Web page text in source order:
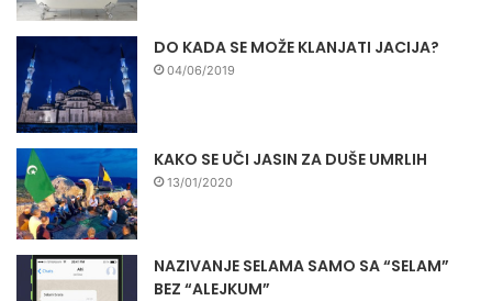
DO KADA SE MOŽE KLANJATI JACIJA?
04/06/2019
KAKO SE UČI JASIN ZA DUŠE UMRLIH
13/01/2020
NAZIVANJE SELAMA SAMO SA “SELAM”
BEZ “ALEJKUM”